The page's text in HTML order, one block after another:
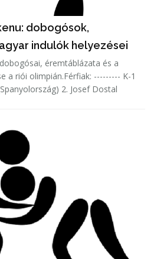
dobogósok,
indulók helyezései
éremtáblázata és a
a riói olimpián.Férfiak: --------- K-1
2. Josef Dostal